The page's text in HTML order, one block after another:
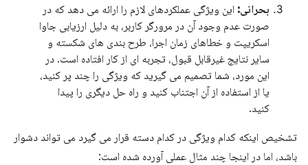
بحرانی: این ویژگی عملکردهای لازم را ارائه می دهد که در
صورت عدم وجود آن در مرورگر کاربر، به دلیل ارزیابی جاوا
اسکریپت و خطاهای زمان اجرا، طرح بندی های شکسته و
سایر نتایج غیرقابل قبول، تجربه ای از کار افتاده است. در
این مورد، شما تصمیم می گیرید که ویژگی را چند پر کنید،
یا از استفاده از آن اجتناب کنید و راه حل دیگری را پیدا
کنید.
تشخیص اینکه کدام ویژگی در کدام دسته قرار می گیرد می تواند دشوار
باشد، اما در اینجا چند مثال عملی آورده شده است: